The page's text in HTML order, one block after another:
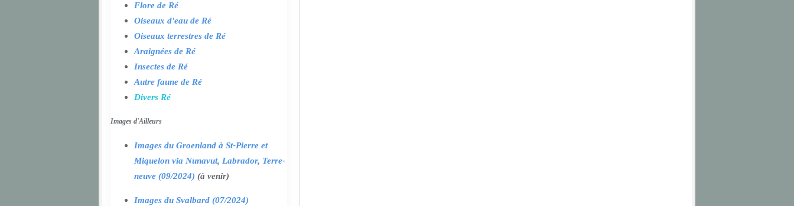
Flore de Ré
Oiseaux d'eau de Ré
Oiseaux terrestres de Ré
Araignées de Ré
Insectes de Ré
Autre faune de Ré
Divers Ré
Images d'Ailleurs
Images du Groenland à St-Pierre et
Miquelon via Nunavut, Labrador, Terre-
neuve (09/2024) (à venir)
Images du Svalbard (07/2024)